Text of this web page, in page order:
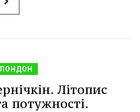
ЛОНДОН
Літопис
потужності.